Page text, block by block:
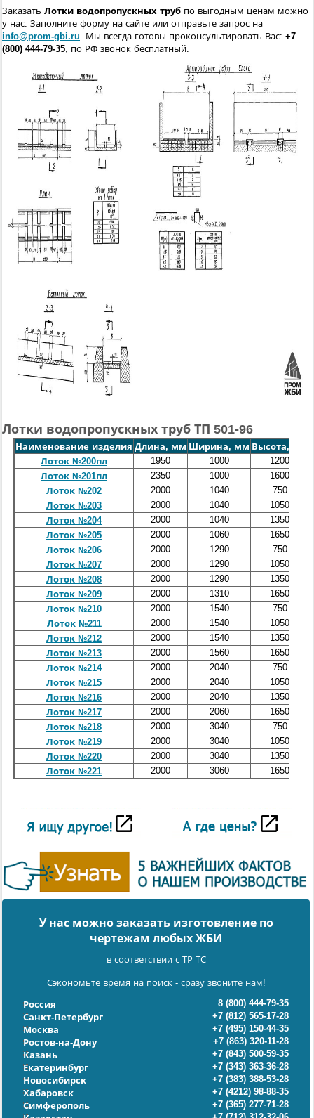
Заказать Лотки водопропускных труб по выгодным ценам можно
у нас. Заполните форму на сайте или отправьте запрос на
info@prom-gbi.ru. Мы всегда готовы проконсультировать Вас: +7
(800) 444-79-35, по РФ звонок бесплатный.
Лотки водопропускных труб ТП 501-96
Наименование изделия Длина, мм Ширина, мм Высота, мм
Лоток №200пл
1950 1000
1200
Лоток №201пл
2350 1000
1600
Лоток №202
2000 1040
750
Лоток №203
2000 1040
1050
Лоток №204
2000 1040
1350
Лоток №205
2000 1060
1650
Лоток №206
2000 1290
750
Лоток №207
2000 1290
1050
Лоток №208
2000 1290
1350
Лоток №209
2000 1310
1650
Лоток №210
2000 1540
750
Лоток №211
2000 1540
1050
Лоток №212
2000 1540
1350
Лоток №213
2000 1560
1650
Лоток №214
2000 2040
750
Лоток №215
2000 2040
1050
Лоток №216
2000 2040
1350
Лоток №217
2000 2060
1650
Лоток №218
2000 3040
750
Лоток №219
2000 3040
1050
Лоток №220
2000 3040
1350
Лоток №221
2000 3060 1650
У нас можно заказать изготовление по
чертежам любых ЖБИ
в соответствии с ТР ТС
Сэкономьте время на поиск - сразу звоните нам!
Россия
8 (800) 444-79-35
Санкт-Петербург
+7 (812) 565-17-28
Москва
+7 (495) 150-44-35
Ростов-на-Дону
+7 (863) 320-11-28
Казань
+7 (843) 500-59-35
Екатеринбург
+7 (343) 363-36-28
Новосибирск
+7 (383) 388-53-28
Хабаровск
+7 (4212) 98-88-35
Симферополь
+7 (365) 277-71-28